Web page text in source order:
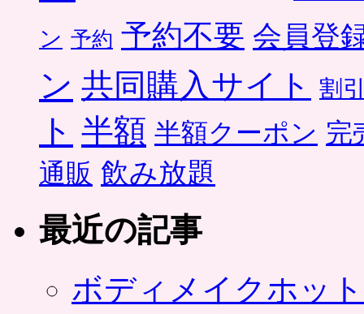
ン 予約 予約不要 会員登
ン 共同購入サイト 割
ト 半額 半額クーポン 完
通販 飲み放題
最近の記事
ボディメイクホッ